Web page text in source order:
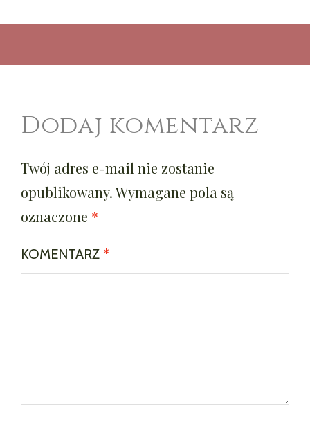
Dodaj komentarz
Twój adres e-mail nie zostanie
opublikowany.Wymagane pola są
oznaczone *
KOMENTARZ *